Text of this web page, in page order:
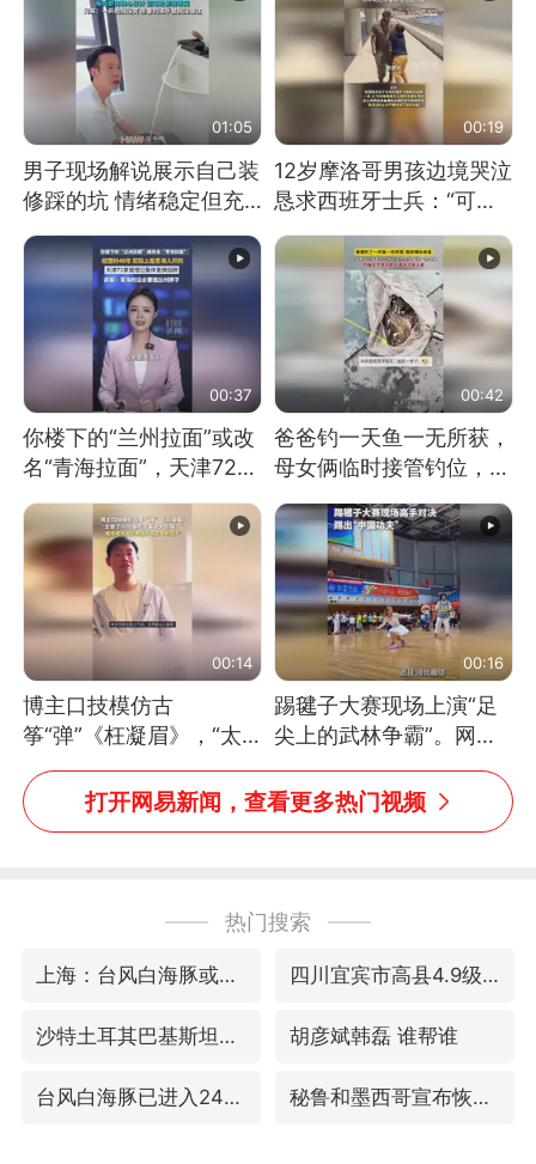
01:05
男子现场解说展示自己装
修踩的坑 情绪稳定但充
满无奈 每处都有精心设
计 但每处都有瑕疵 网
友：一开始我没笑 但看
到洗手盆我没绷住
00:19
12岁摩洛哥男孩边境哭泣
恳求西班牙士兵：“可不
可以不要把我遣返回国”
00:37
你楼下的“兰州拉面”或改
名“青海拉面”，天津72家
面馆已集体更换招牌
00:42
爸爸钓一天鱼一无所获，
母女俩临时接管钓位，用
玩具鱼竿钓上大鱼
00:14
博主口技模仿古
筝“弹”《枉凝眉》，“太
像了～你是吃古筝长大的
吗？”“或将成为首位考级
不带古筝的选手。”（来
00:16
踢毽子大赛现场上演“足
尖上的武林争霸”。网
友：这哪是踢毽子，分明
是武侠片现场！#睡个好
打开网易新闻，查看更多热门视频
热门搜索
上海：台风白海豚或将带来龙卷风 四川宜宾市高县4.9级地震致1人死亡
沙特土耳其巴基斯坦签署共同防务协议 胡彦斌韩磊 谁帮谁
台风白海豚已进入24小时警戒线 秘鲁和墨西哥宣布恢复外交关系